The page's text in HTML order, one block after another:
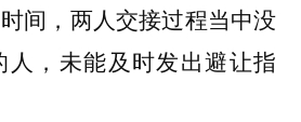
间，两人交接过程当中没
人，未能及时发出避让指